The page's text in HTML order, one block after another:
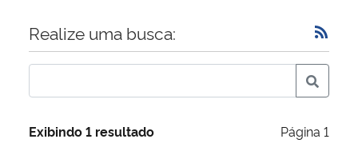
Ministério da Economia
Ministério da Infraestrutura
Início do conteúdo
Realize uma busca:
Exibindo 1 resultado Página 1